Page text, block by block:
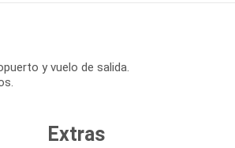
y vuelo de salida.
Extras